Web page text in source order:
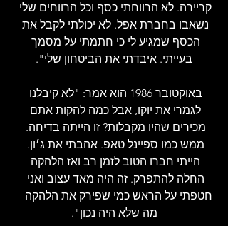
קריירה. לא הרווחתי כסף וכל הרווחים שלי
נשאבו בחברת אפל. לא יכולתי לקבל את
הכסף שמגיע לי כי חתמתי על מסמך
בעייתי. איבדתי את הביטחון שלי".
באוקטובר 1986 הוא אמר: "לא קיבלנו
לגמרי את יוקו, אבל כמה להקות אתם
מכירים שהיו מקבלות? זו הייתה בדיחה.
ממש כמו ספיינל טאפ. אהבתי את ג׳ון.
הייתי חברו הטוב לזמן רב ואז הלהקה
החלה להתפרק. זה היה מאד עצוב ואני
חטפתי על הראש כמי שפירק את הלהקה -
מה שלא היה נכון".